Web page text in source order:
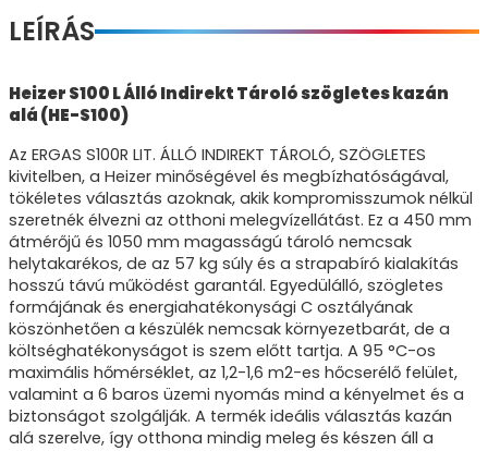
LEÍRÁS
Heizer S100 L Álló Indirekt Tároló szögletes kazán
alá (HE-S100)
Az ERGAS S100R LIT. ÁLLÓ INDIREKT TÁROLÓ, SZÖGLETES
kivitelben, a Heizer minőségével és megbízhatóságával,
tökéletes választás azoknak, akik kompromisszumok nélkül
szeretnék élvezni az otthoni melegvízellátást. Ez a 450 mm
átmérőjű és 1050 mm magasságú tároló nemcsak
helytakarékos, de az 57 kg súly és a strapabíró kialakítás
hosszú távú működést garantál. Egyedülálló, szögletes
formájának és energiahatékonysági C osztályának
köszönhetően a készülék nemcsak környezetbarát, de a
költséghatékonyságot is szem előtt tartja. A 95 °C-os
maximális hőmérséklet, az 1,2-1,6 m2-es hőcserélő felület,
valamint a 6 baros üzemi nyomás mind a kényelmet és a
biztonságot szolgálják. A termék ideális választás kazán
alá szerelve, így otthona mindig meleg és készen áll a